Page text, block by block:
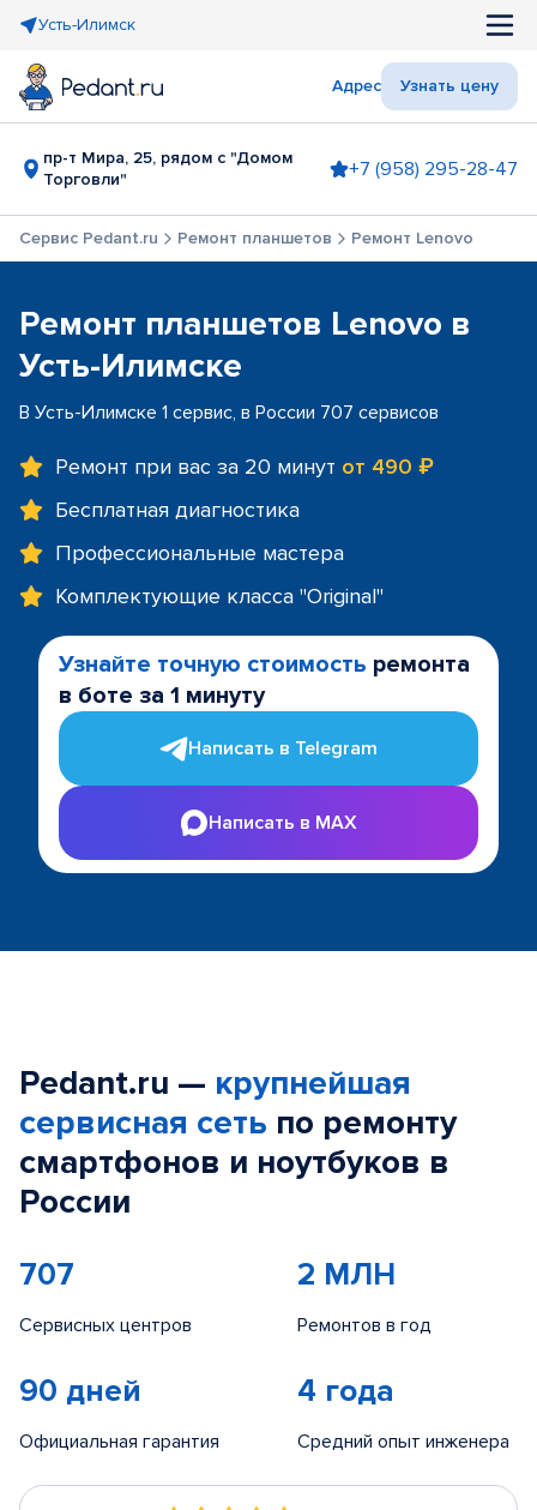
Усть-Илимск
Адрес Узнать цену
пр-т Мира, 25, рядом с "Домом
Торговли"
+7 (958) 295-28-47
Сервис Pedant.ru Ремонт планшетов Ремонт Lenovo
Ремонт планшетов Lenovo в
Усть-Илимске
В Усть-Илимске 1 сервис, в России 707 сервисов
Ремонт при вас за 20 минут от 490 ₽
Бесплатная диагностика
Профессиональные мастера
Комплектующие класса "Original"
Узнайте точную стоимость ремонта
в боте за 1 минуту
Написать в Telegram
Написать в MAX
Pedant.ru — крупнейшая
сервисная сеть по ремонту
смартфонов и ноутбуков в
России
707
Сервисных центров
2 МЛН
Ремонтов в год
90 дней
Официальная гарантия
4 года
Средний опыт инженера